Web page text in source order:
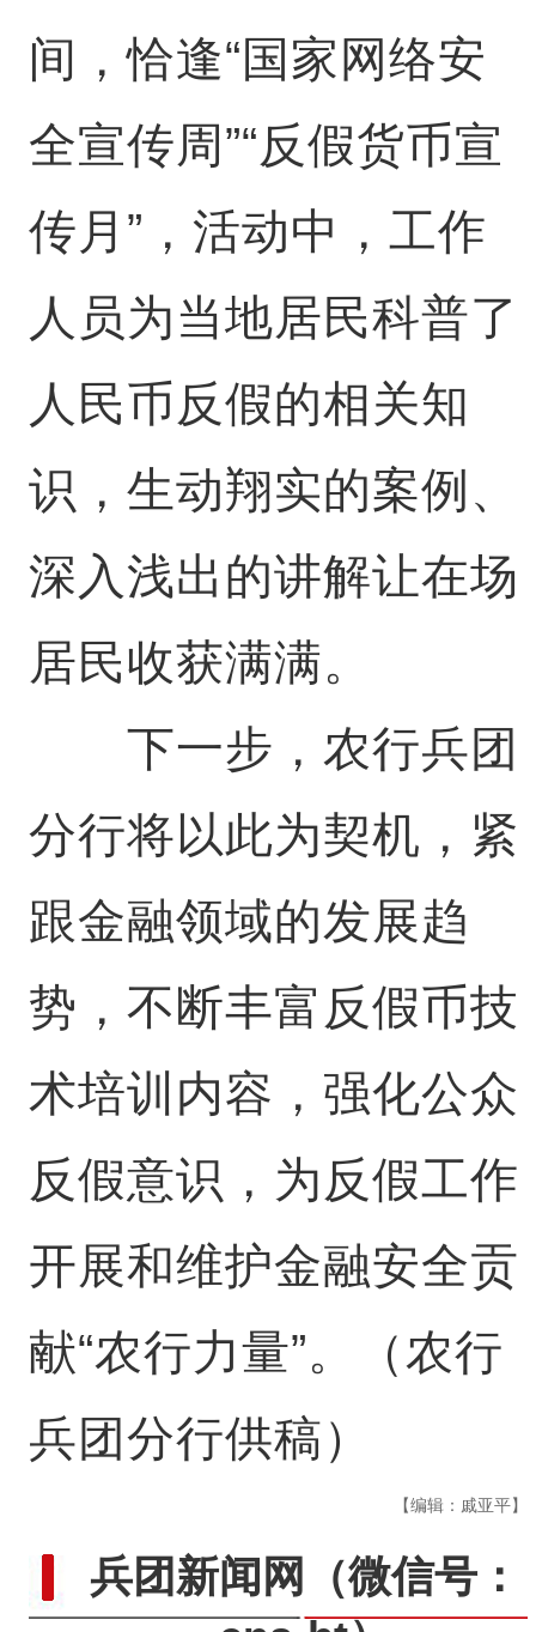
间，恰逢“国家网络安
全宣传周”“反假货币宣
传月”，活动中，工作
人员为当地居民科普了
人民币反假的相关知
识，生动翔实的案例、
深入浅出的讲解让在场
居民收获满满。
下一步，农行兵团
分行将以此为契机，紧
跟金融领域的发展趋
势，不断丰富反假币技
术培训内容，强化公众
反假意识，为反假工作
开展和维护金融安全贡
献“农行力量”。（农行
兵团分行供稿）
【编辑：戚亚平】
兵团新闻网
（微信号：